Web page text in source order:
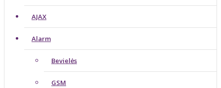
AJAX
Alarm
Bevielės
GSM